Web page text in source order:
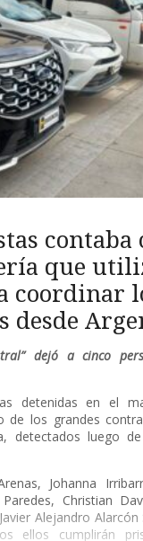
contaba
que
coordinar
desde
dejó a cinco
detenidas en el
de los grandes
detectados luego
Johanna
Christian
Alejandro Alarcón
ellos cumplirán